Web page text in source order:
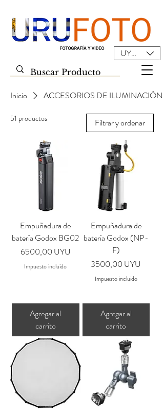
UYU ($U)
Inicio ACCESORIOS DE ILUMINACIÓN
51 productos Filtrar y ordenar
Empuñadura de
batería Godox BG02
Precio
6500,00 UYU
Impuesto incluido
Agregar al
carrito
Empuñadura de
batería Godox (NP-
F)
Precio
3500,00 UYU
Impuesto incluido
Agregar al
carrito